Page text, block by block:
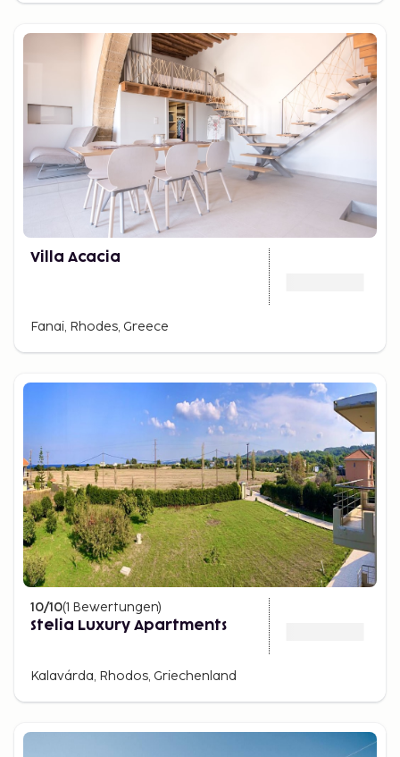
Villa Acacia
Fanai, Rhodes, Greece
10/10(1 Bewertungen)
Stelia Luxury Apartments
Kalavárda, Rhodos, Griechenland